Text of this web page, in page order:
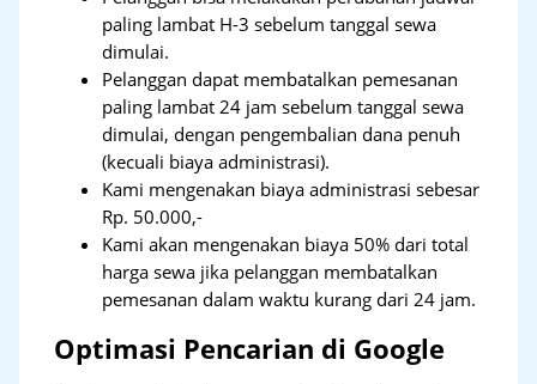
paling lambat H-3 sebelum tanggal sewa
dimulai.
Pelanggan dapat membatalkan pemesanan
paling lambat 24 jam sebelum tanggal sewa
dimulai, dengan pengembalian dana penuh
(kecuali biaya administrasi).
Kami mengenakan biaya administrasi sebesar
Rp. 50.000,-
Kami akan mengenakan biaya 50% dari total
harga sewa jika pelanggan membatalkan
pemesanan dalam waktu kurang dari 24 jam.
Optimasi Pencarian di Google